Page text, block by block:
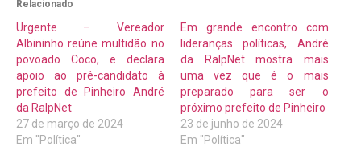
Relacionado
Urgente – Vereador
Albininho reúne multidão no
povoado Coco, e declara
apoio ao pré-candidato à
prefeito de Pinheiro André
da RalpNet
27 de março de 2024
Em "Política"
Em grande encontro com
lideranças políticas, André
da RalpNet mostra mais
uma vez que é o mais
preparado para ser o
próximo prefeito de Pinheiro
23 de junho de 2024
Em "Política"